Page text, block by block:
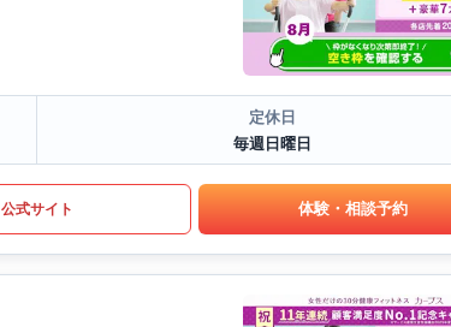
定休日
毎週日曜日
公式サイト 体験・相談予約